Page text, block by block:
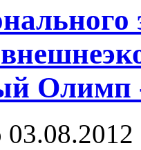
Олимп
03.08.2012